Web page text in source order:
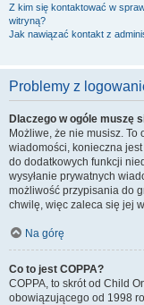
Z kim się kontaktować w
witryną?
Jak nawiązać kontakt z
Problemy z
Dlaczego w ogóle muszę
Możliwe, że nie musisz.
wiadomości, konieczna
do dodatkowych funkcji
wysyłanie prywatnych
możliwość przypisania do
chwilę, więc zaleca się jej
Na górę
Co to jest COPPA?
COPPA, to skrót od Child
obowiązującego od 1998